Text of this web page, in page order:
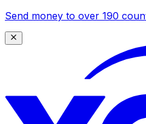
Send money to over 190